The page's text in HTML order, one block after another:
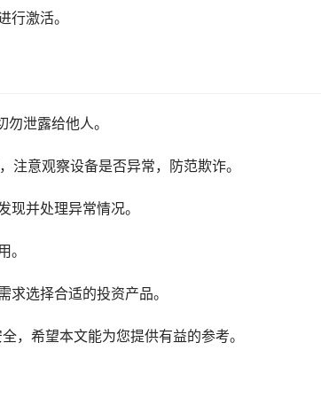
行激活。
泄露给他人。
注意观察设备是否异常，防范欺诈。
并处理异常情况。
。
选择合适的投资产品。
，希望本文能为您提供有益的参考。